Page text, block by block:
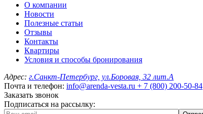
О компании
Новости
Полезные статьи
Отзывы
Контакты
Квартиры
Условия и способы бронирования
Адрес: г.Санкт-Петербург, ул.Боровая, 32 лит.А
Почта и телефон: info@arenda-vesta.ru + 7 (800) 200-50-84
Заказать звонок
Подписаться на рассылку: